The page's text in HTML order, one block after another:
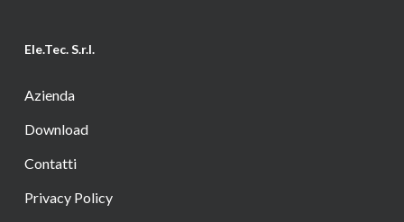
Ele.Tec. S.r.l.
Azienda
Download
Contatti
Privacy Policy